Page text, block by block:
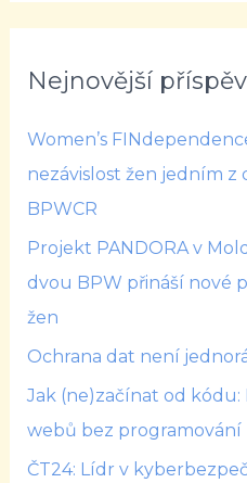
Nejnovější
Women’s
nezávislost žen jedním
BPWCR
Projekt PANDORA v
dvou BPW přináší nové
žen
Ochrana dat není
Jak (ne)začínat od
webů bez programování
ČT24: Lídr v